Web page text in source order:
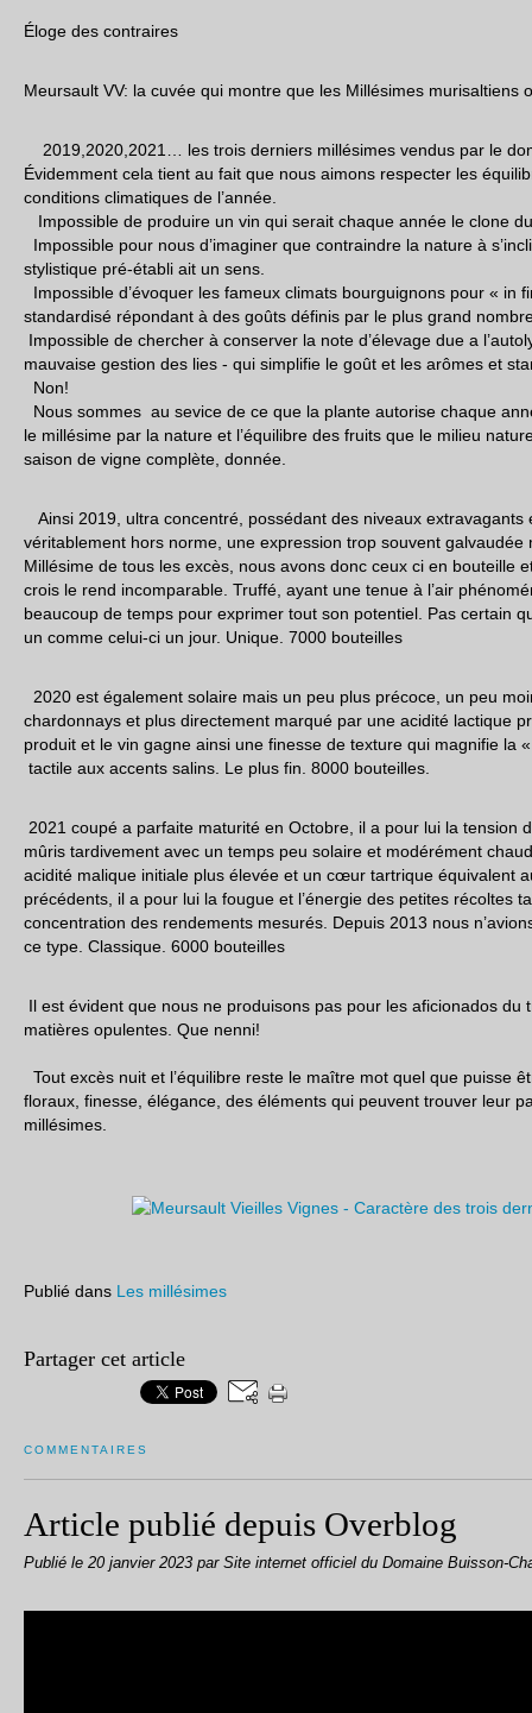
Éloge des contraires
Meursault VV: la cuvée qui montre que les Millésimes murisaltiens
2019,2020,2021… les trois derniers millésimes vendus par le
Évidemment cela tient au fait que nous aimons respecter les
conditions climatiques de l’année.
Impossible de produire un vin qui serait chaque année le clone
Impossible pour nous d’imaginer que contraindre la nature à
stylistique pré-établi ait un sens.
Impossible d’évoquer les fameux climats bourguignons pour « in
standardisé répondant à des goûts définis par le plus grand
Impossible de chercher à conserver la note d’élevage due a
mauvaise gestion des lies - qui simplifie le goût et les arômes et
Non!
Nous sommes au sevice de ce que la plante autorise chaque
le millésime par la nature et l’équilibre des fruits que le milieu
saison de vigne complète, donnée.
Ainsi 2019, ultra concentré, possédant des niveaux extravagants
véritablement hors norme, une expression trop souvent galvaudée
Millésime de tous les excès, nous avons donc ceux ci en bouteille
crois le rend incomparable. Truffé, ayant une tenue à l’air
beaucoup de temps pour exprimer tout son potentiel. Pas certain
un comme celui-ci un jour. Unique. 7000 bouteilles
2020 est également solaire mais un peu plus précoce, un peu
chardonnays et plus directement marqué par une acidité lactique
produit et le vin gagne ainsi une finesse de texture qui magnifie la
tactile aux accents salins. Le plus fin. 8000 bouteilles.
2021 coupé a parfaite maturité en Octobre, il a pour lui la tension
mûris tardivement avec un temps peu solaire et modérément
acidité malique initiale plus élevée et un cœur tartrique équivalent
précédents, il a pour lui la fougue et l’énergie des petites récoltes
concentration des rendements mesurés. Depuis 2013 nous
ce type. Classique. 6000 bouteilles
Il est évident que nous ne produisons pas pour les aficionados du
matières opulentes. Que nenni!
Tout excès nuit et l’équilibre reste le maître mot quel que puisse
floraux, finesse, élégance, des éléments qui peuvent trouver leur
millésimes.
Publié dans Les millésimes
Partager cet article
COMMENTAIRES
Article publié depuis Overblog
Publié le 20 janvier 2023 par Site internet officiel du Domaine Buisson-